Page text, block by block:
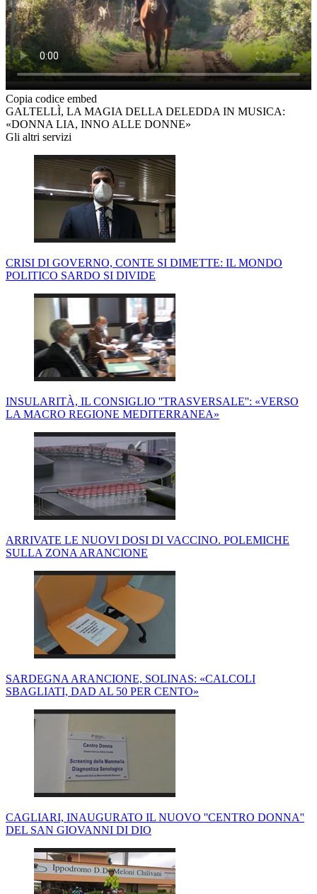
Copia codice embed
GALTELLÌ, LA MAGIA DELLA DELEDDA IN MUSICA:
«DONNA LIA, INNO ALLE DONNE»
Gli altri servizi
CRISI DI GOVERNO, CONTE SI DIMETTE: IL MONDO
POLITICO SARDO SI DIVIDE
INSULARITÀ, IL CONSIGLIO ''TRASVERSALE'': «VERSO
LA MACRO REGIONE MEDITERRANEA»
ARRIVATE LE NUOVI DOSI DI VACCINO. POLEMICHE
SULLA ZONA ARANCIONE
SARDEGNA ARANCIONE, SOLINAS: «CALCOLI
SBAGLIATI, DAD AL 50 PER CENTO»
CAGLIARI, INAUGURATO IL NUOVO ''CENTRO DONNA''
DEL SAN GIOVANNI DI DIO